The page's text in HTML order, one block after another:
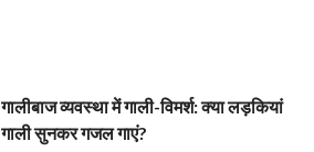
गालीबाज व्‍यवस्‍था में गाली-विमर्श: क्या लड़कियां
गाली सुनकर गजल गाएं?